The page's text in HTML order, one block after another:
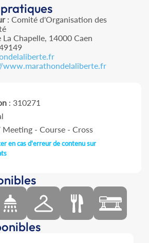
: Comité d'Organisation des
Chapelle, 14000 Caen
www.marathondelaliberte.fr
: 310271
- Course - Cross
en cas d'erreur de contenu sur